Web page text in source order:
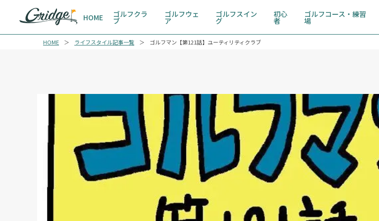
HOME ゴルフクラ
ブ
ゴルフウェ
ア
ゴルフスイン
グ
初心
者
ゴルフコース・練習
場
HOME ライフスタイル記事一覧 ゴルフマン【第121話】ユーティリティクラブ